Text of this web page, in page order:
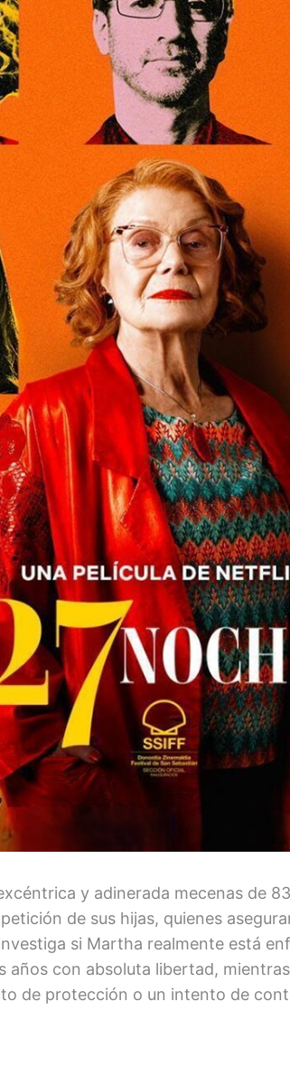
y adinerada mecenas de
de sus hijas, quienes
si Martha realmente está
años con absoluta libertad,
de protección o un intento de